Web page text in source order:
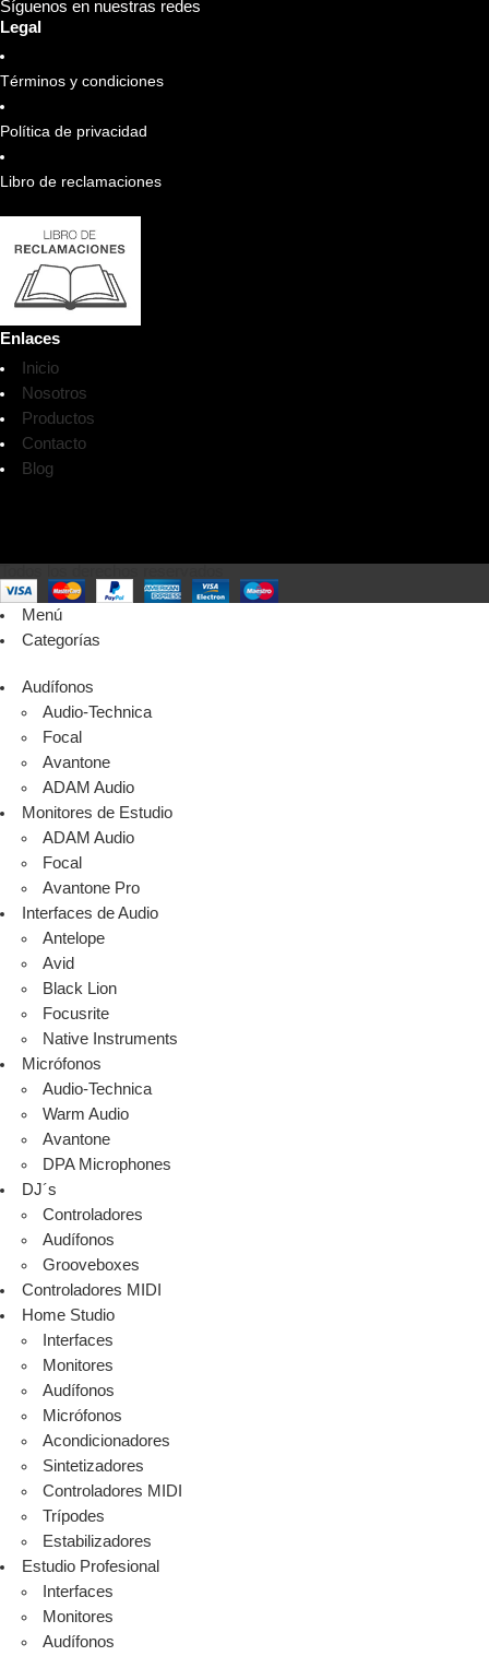
Síguenos en nuestras redes
Legal
Términos y condiciones
Política de privacidad
Libro de reclamaciones
Enlaces
Inicio
Nosotros
Productos
Contacto
Blog
Menú
Categorías
Audífonos
Audio-Technica
Focal
Avantone
ADAM Audio
Monitores de Estudio
ADAM Audio
Focal
Avantone Pro
Interfaces de Audio
Antelope
Avid
Black Lion
Focusrite
Native Instruments
Micrófonos
Audio-Technica
Warm Audio
Avantone
DPA Microphones
DJ´s
Controladores
Audífonos
Grooveboxes
Controladores MIDI
Home Studio
Interfaces
Monitores
Audífonos
Micrófonos
Acondicionadores
Sintetizadores
Controladores MIDI
Trípodes
Estabilizadores
Estudio Profesional
Interfaces
Monitores
Audífonos